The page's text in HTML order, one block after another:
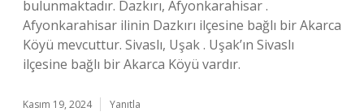
bulunmaktadır. Dazkırı, Afyonkarahisar .
Afyonkarahisar ilinin Dazkırı ilçesine bağlı bir Akarca
Köyü mevcuttur. Sivaslı, Uşak . Uşak’ın Sivaslı
ilçesine bağlı bir Akarca Köyü vardır.
Kasım 19, 2024 Yanıtla